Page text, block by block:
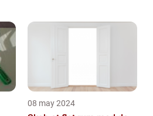
08 may 2024